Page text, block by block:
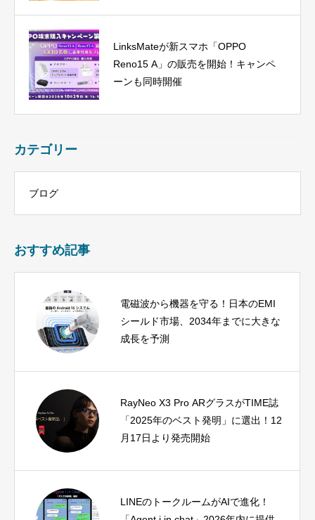
LinksMateが新スマホ「OPPO
Reno15 A」の販売を開始！キャンペ
ーンも同時開催
カテゴリー
ブログ
おすすめ記事
電磁波から機器を守る！日本のEMI
シールド市場、2034年までに大きな
成長を予測
RayNeo X3 Pro ARグラスがTIME誌
「2025年のベスト発明」に選出！12
月17日より発売開始
LINEのトークルームがAIで進化！